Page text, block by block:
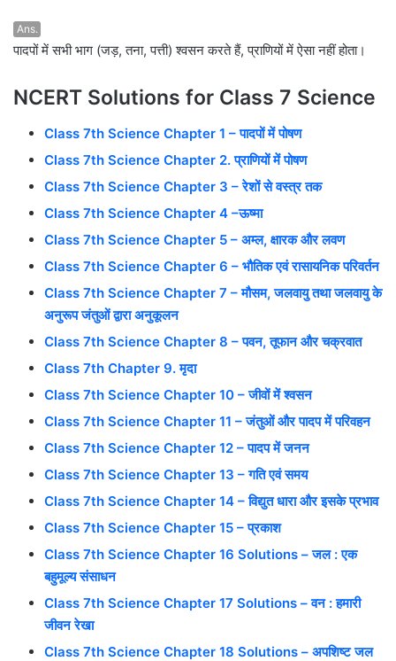
Ans.
पादपों में सभी भाग (जड़, तना, पत्ती) श्वसन करते हैं, प्राणियों में ऐसा नहीं होता।
NCERT Solutions for Class 7 Science
Class 7th Science Chapter 1 – पादपों में पोषण
Class 7th Science Chapter 2. प्राणियों में पोषण
Class 7th Science Chapter 3 – रेशों से वस्त्र तक
Class 7th Science Chapter 4 –ऊष्मा
Class 7th Science Chapter 5 – अम्ल, क्षारक और लवण
Class 7th Science Chapter 6 – भौतिक एवं रासायनिक परिवर्तन
Class 7th Science Chapter 7 – मौसम, जलवायु तथा जलवायु के
अनुरूप जंतुओं द्वारा अनुकूलन
Class 7th Science Chapter 8 – पवन, तूफान और चक्रवात
Class 7th Chapter 9. मृदा
Class 7th Science Chapter 10 – जीवों में श्वसन
Class 7th Science Chapter 11 – जंतुओं और पादप में परिवहन
Class 7th Science Chapter 12 – पादप में जनन
Class 7th Science Chapter 13 – गति एवं समय
Class 7th Science Chapter 14 – विद्युत धारा और इसके प्रभाव
Class 7th Science Chapter 15 – प्रकाश
Class 7th Science Chapter 16 Solutions – जल : एक
बहुमूल्य संसाधन
Class 7th Science Chapter 17 Solutions – वन : हमारी
जीवन रेखा
Class 7th Science Chapter 18 Solutions – अपशिष्ट जल